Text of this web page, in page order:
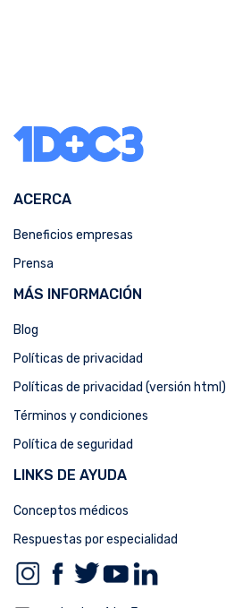
ACERCA
Beneficios empresas
Prensa
MÁS INFORMACIÓN
Blog
Políticas de privacidad
Políticas de privacidad (versión html)
Términos y condiciones
Política de seguridad
LINKS DE AYUDA
Conceptos médicos
Respuestas por especialidad